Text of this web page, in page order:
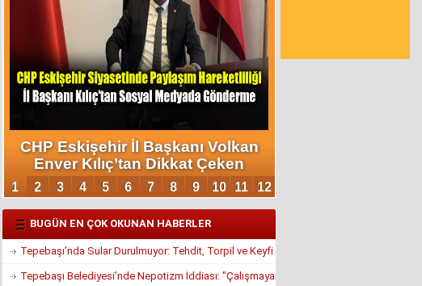
BUGÜN EN ÇOK OKUNAN HABERLER
Tepebaşı’nda Sular Durulmuyor: Tehdit, Torpil ve Keyfi Atamalar Gündemde
Tepebaşı Belediyesi’nde Nepotizm İddiası: "Çalışmayan Kaldı, Çavuş İstifa Ettirildi"